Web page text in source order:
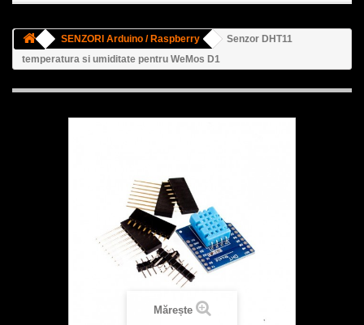
SENZORI Arduino / Raspberry
Senzor DHT11
temperatura si umiditate pentru WeMos D1
Mărește